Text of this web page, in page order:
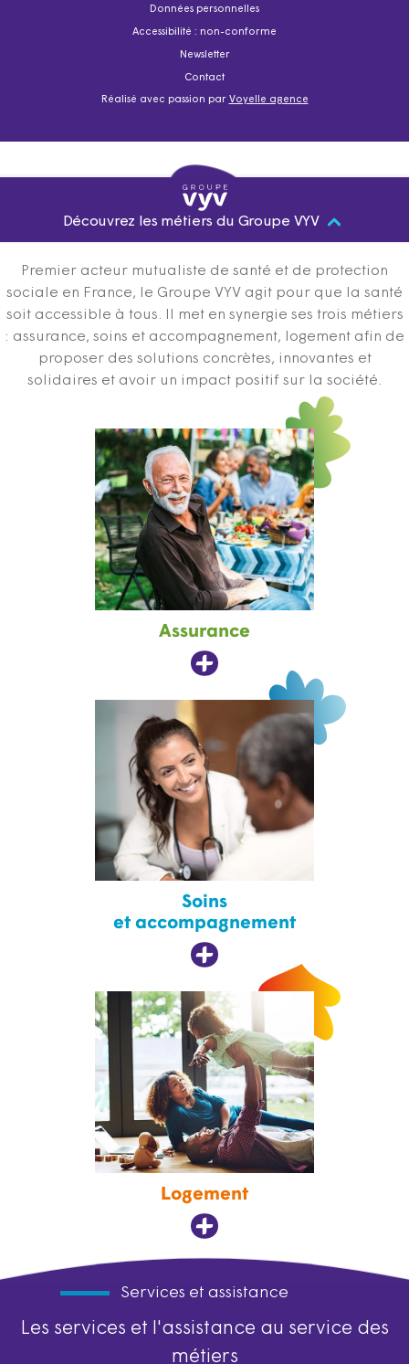
Données personnelles
Accessibilité : non-conforme
Newsletter
Contact
Réalisé avec passion par Voyelle agence
Découvrez les métiers du Groupe VYV
Premier acteur mutualiste de santé et de protection
sociale en France, le Groupe VYV agit pour que la santé
soit accessible à tous. Il met en synergie ses trois métiers
: assurance, soins et accompagnement, logement afin de
proposer des solutions concrètes, innovantes et
solidaires et avoir un impact positif sur la société.
Assurance
Soins
et accompagnement
Logement
Services et assistance
Les services et l'assistance au service des
métiers